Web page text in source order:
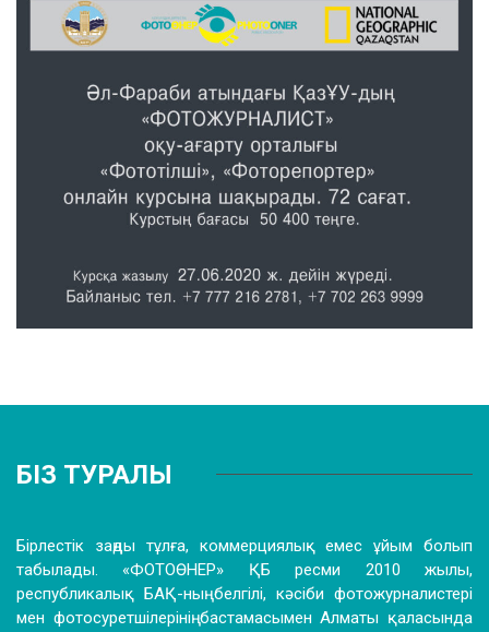
БІЗ ТУРАЛЫ
Бірлестік заңды тұлға, коммерциялық емес ұйым болып
табылады. «ФОТОӨНЕР» ҚБ ресми 2010 жылы,
республикалық БАҚ-ның белгілі, кәсіби фотожурналистері
мен фотосуретшілерінің бастамасымен Алматы қаласында